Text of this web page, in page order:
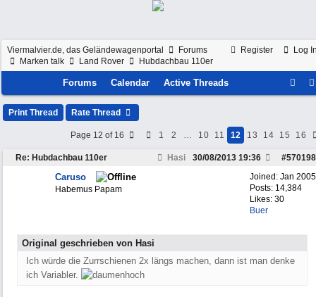
Register Log
Viermalvier.de, das Geländewagenportal
Forums
Marken talk
Land Rover Hubdachbau 110er
Forums Calendar Active Threads
Print Thread Rate Thread
Page 12 of 16 1 2 … 10 11 12 13 14 15 16
Re: Hubdachbau 110er Hasi #570198
30/08/2013 19:36
Joined: Jan 2005
Posts: 14,384
Likes: 30
Buer
Caruso
Habemus Papam
Original geschrieben von Hasi
Ich würde die Zurrschienen 2x längs machen, dann ist man denke
ich Variabler.